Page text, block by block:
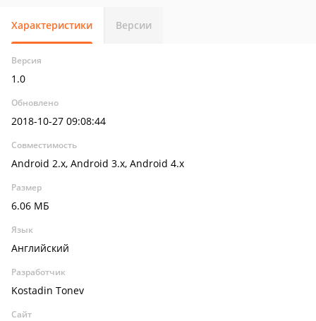
Характеристики Версии
Версия
1.0
Обновлено
2018-10-27 09:08:44
Совместимость
Android 2.x, Android 3.x, Android 4.x
Размер
6.06 МБ
Язык
Английский
Разработчик
Kostadin Tonev
Сайт